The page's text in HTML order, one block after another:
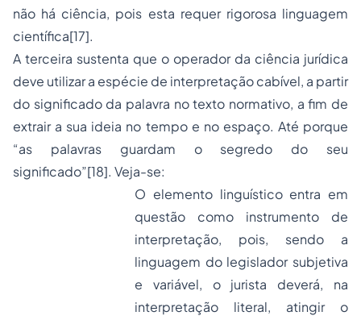
não há ciência, pois esta requer rigorosa linguagem
científica[17].
A terceira sustenta que o operador da ciência jurídica
deve utilizar a espécie de interpretação cabível, a partir
do significado da palavra no texto normativo, a fim de
extrair a sua ideia no tempo e no espaço. Até porque
“as palavras guardam o segredo do seu
significado”[18]. Veja-se:
O elemento linguístico entra em
questão como instrumento de
interpretação, pois, sendo a
linguagem do legislador subjetiva
e variável, o jurista deverá, na
interpretação literal, atingir o